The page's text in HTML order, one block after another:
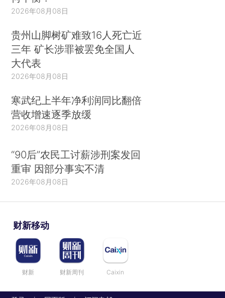
2026年08月08日
贵州山脚树矿难致16人死亡近
三年 矿长涉罪被罢免全国人
大代表
2026年08月08日
寒武纪上半年净利润同比翻倍
营收增速逐季放缓
2026年08月08日
“90后”农民工讨薪涉刑案发回
重审 因部分事实不清
2026年08月08日
财新移动
财新 财新周刊 Caixin